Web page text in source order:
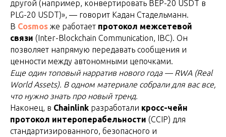
другой (например, конвертировать BEP-20 USDT в
PLG-20 USDT)», — говорит Кадан Стадельманн.
В Cosmos же работает протокол межсетевой
связи (Inter-Blockchain Communication, IBC). Он
позволяет напрямую передавать сообщения и
ценности между автономными цепочками.
Еще один топовый нарратив нового года — RWA (Real
World Assets). В одном материале собрали для вас все,
что нужно знать про новый тренд.
Наконец, в Chainlink разработали кросс-чейн
протокол интероперабельности (CCIP) для
стандартизированного, безопасного и